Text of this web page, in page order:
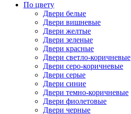
По цвету
Двери белые
Двери вишневые
Двери желтые
Двери зеленые
Двери красные
Двери светло-коричневые
Двери серо-коричневые
Двери серые
Двери синие
Двери темно-коричневые
Двери фиолетовые
Двери черные